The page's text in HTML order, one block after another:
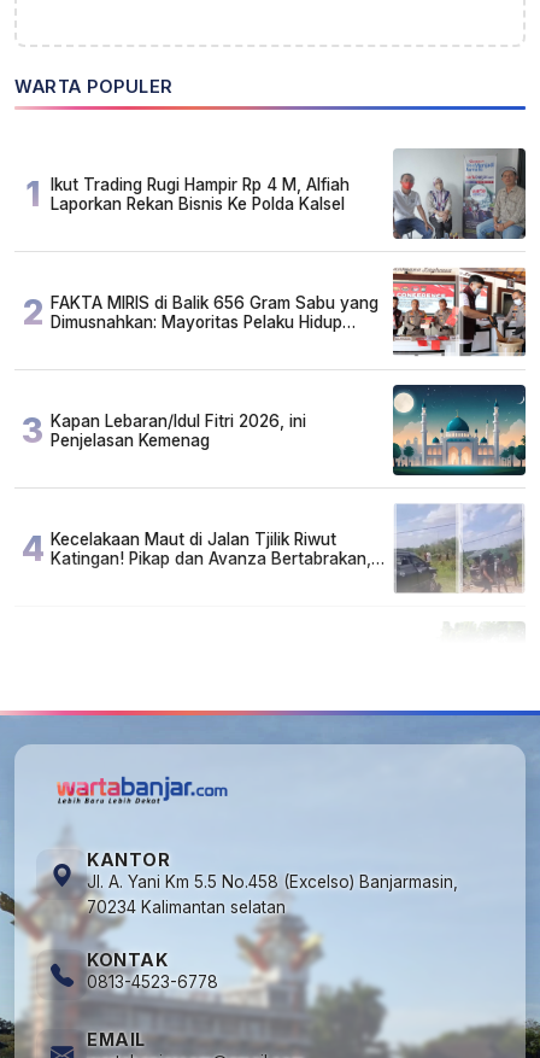
WARTA POPULER
1
Ikut Trading Rugi Hampir Rp 4 M, Alfiah
Laporkan Rekan Bisnis Ke Polda Kalsel
2 FAKTA MIRIS di Balik 656 Gram Sabu yang
Dimusnahkan: Mayoritas Pelaku Hidup
3 Kapan Lebaran/Idul Fitri 2026, ini
Penjelasan Kemenag
4 Kecelakaan Maut di Jalan Tjilik Riwut
Katingan! Pikap dan Avanza Bertabrakan,
KANTOR
Jl. A. Yani Km 5.5 No.458 (Excelso) Banjarmasin,
70234 Kalimantan selatan
KONTAK
0813-4523-6778
EMAIL